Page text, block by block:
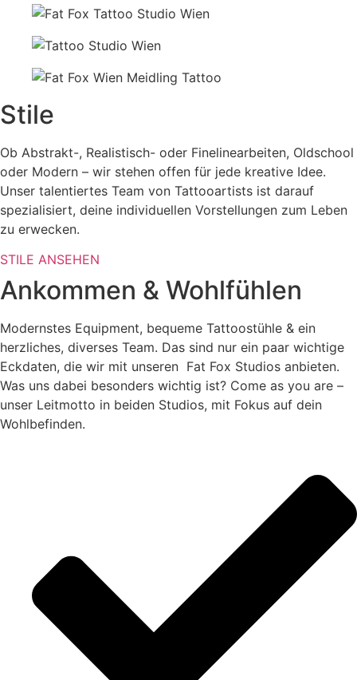
Stile
Ob Abstrakt-, Realistisch- oder Finelinearbeiten, Oldschool
oder Modern – wir stehen offen für jede kreative Idee.
Unser talentiertes Team von Tattooartists ist darauf
spezialisiert, deine individuellen Vorstellungen zum Leben
zu erwecken.
STILE ANSEHEN
Ankommen & Wohlfühlen
Modernstes Equipment, bequeme Tattoostühle & ein
herzliches, diverses Team. Das sind nur ein paar wichtige
Eckdaten, die wir mit unseren Fat Fox Studios anbieten.
Was uns dabei besonders wichtig ist? Come as you are –
unser Leitmotto in beiden Studios, mit Fokus auf dein
Wohlbefinden.